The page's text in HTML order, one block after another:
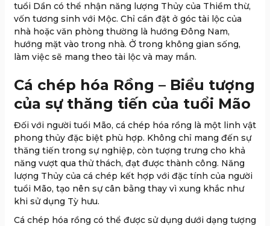
tuổi Dần có thể nhận năng lượng Thủy của Thiềm thừ,
vốn tương sinh với Mộc. Chỉ cần đặt ở góc tài lộc của
nhà hoặc văn phòng thường là hướng Đông Nam,
hướng mặt vào trong nhà. Ở trong không gian sống,
làm việc sẽ mang theo tài lộc và may mắn.
Cá chép hóa Rồng – Biểu tượng
của sự thăng tiến của tuổi Mão
Đối với người tuổi Mão, cá chép hóa rồng là một linh vật
phong thủy đặc biệt phù hợp. Không chỉ mang đến sự
thăng tiến trong sự nghiệp, còn tượng trưng cho khả
năng vượt qua thử thách, đạt được thành công. Năng
lượng Thủy của cá chép kết hợp với đặc tính của người
tuổi Mão, tạo nên sự cân bằng thay vì xung khắc như
khi sử dụng Tỳ hưu.
Cá chép hóa rồng có thể được sử dụng dưới dạng tượng